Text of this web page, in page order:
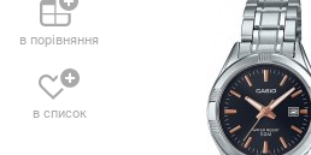
в порівняння
в список